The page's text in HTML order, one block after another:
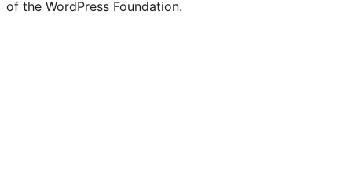
of the WordPress Foundation.